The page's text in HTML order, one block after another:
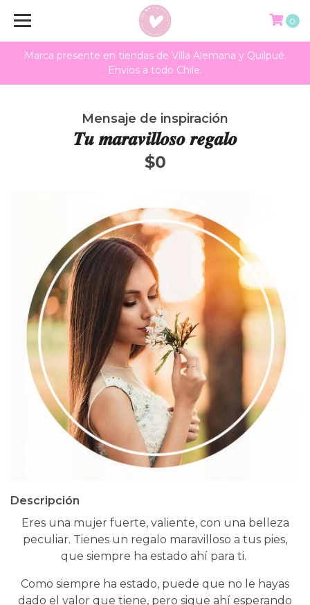
Marca presente en tiendas de Villa Alemana y Quilpué.
Envíos a todo Chile.
0
Mensaje de inspiración
𝑻𝒖 𝒎𝒂𝒓𝒂𝒗𝒊𝒍𝒍𝒐𝒔𝒐 𝒓𝒆𝒈𝒂𝒍𝒐
$0
Descripción
Eres una mujer fuerte, valiente, con una belleza
peculiar. Tienes un regalo maravilloso a tus pies,
que siempre ha estado ahí para ti.
Como siempre ha estado, puede que no le hayas
dado el valor que tiene, pero sigue ahí esperando